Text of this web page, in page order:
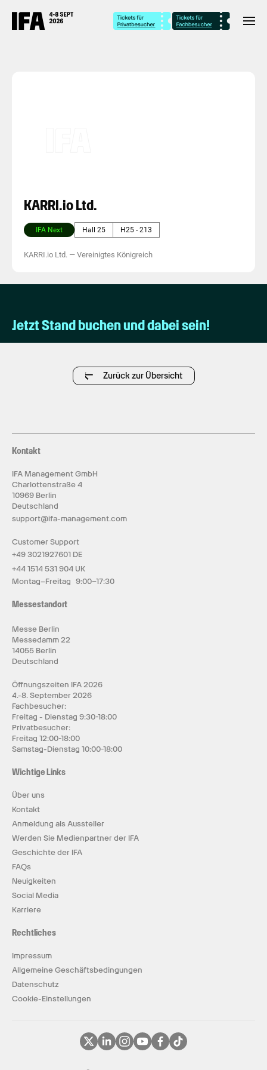
KARRI.io Ltd.
IFA Next Hall 25 H25 - 213
KARRI.io Ltd. — Vereinigtes Königreich
Jetzt Stand buchen und dabei sein!
Zurück zur Übersicht
Kontakt
IFA Management GmbH
Charlottenstraße 4
10969 Berlin
Deutschland
support@ifa-management.com
Customer Support
+49 3021927601 DE
+44 1514 531 904 UK
Montag–Freitag 9:00–17:30
Messestandort
Messe Berlin
Messedamm 22
14055 Berlin
Deutschland
Öffnungszeiten IFA 2026
4.-8. September 2026
Fachbesucher:
Freitag - Dienstag 9:30-18:00
Privatbesucher:
Freitag 12:00-18:00
Samstag-Dienstag 10:00-18:00
Wichtige Links
Über uns
Kontakt
Anmeldung als Aussteller
Werden Sie Medienpartner der IFA
Geschichte der IFA
FAQs
Neuigkeiten
Social Media
Karriere
Rechtliches
Impressum
Allgemeine Geschäftsbedingungen
Datenschutz
Cookie-Einstellungen